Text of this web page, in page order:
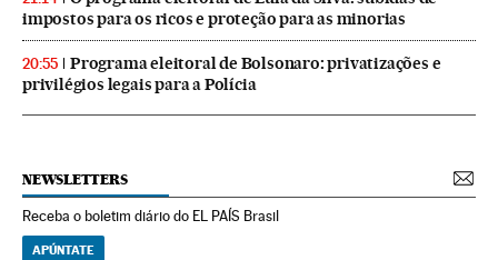
impostos para os ricos e proteção para as minorias
20:55
Programa eleitoral de Bolsonaro: privatizações e
privilégios legais para a Polícia
NEWSLETTERS
Receba o boletim diário do EL PAÍS Brasil
APÚNTATE